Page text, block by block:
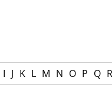
I J K L M N O P Q R